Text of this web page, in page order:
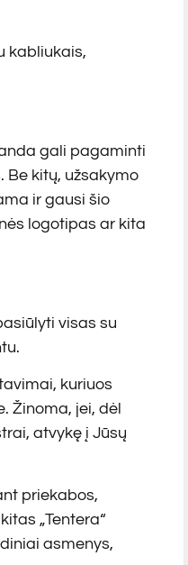
kabliukais,
gali pagaminti
kitų, užsakymo
ir gausi šio
logotipas ar kita
visas su
kuriuos
Žinoma, jei, dėl
atvykę į Jūsų
priekabos,
„Tentera“
asmenys,